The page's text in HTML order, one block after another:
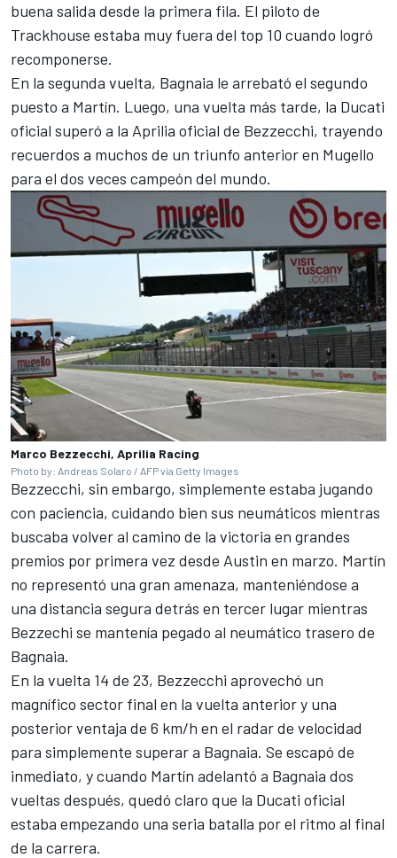
buena salida desde la primera fila. El piloto de
Trackhouse estaba muy fuera del top 10 cuando logró
recomponerse.
En la segunda vuelta, Bagnaia le arrebató el segundo
puesto a Martín. Luego, una vuelta más tarde, la Ducati
oficial superó a la Aprilia oficial de Bezzecchi, trayendo
recuerdos a muchos de un triunfo anterior en Mugello
para el dos veces campeón del mundo.
Marco Bezzecchi, Aprilia Racing
Photo by: Andreas Solaro / AFP via Getty Images
Bezzecchi, sin embargo, simplemente estaba jugando
con paciencia, cuidando bien sus neumáticos mientras
buscaba volver al camino de la victoria en grandes
premios por primera vez desde Austin en marzo. Martín
no representó una gran amenaza, manteniéndose a
una distancia segura detrás en tercer lugar mientras
Bezzechi se mantenía pegado al neumático trasero de
Bagnaia.
En la vuelta 14 de 23, Bezzecchi aprovechó un
magnífico sector final en la vuelta anterior y una
posterior ventaja de 6 km/h en el radar de velocidad
para simplemente superar a Bagnaia. Se escapó de
inmediato, y cuando Martín adelantó a Bagnaia dos
vueltas después, quedó claro que la Ducati oficial
estaba empezando una seria batalla por el ritmo al final
de la carrera.